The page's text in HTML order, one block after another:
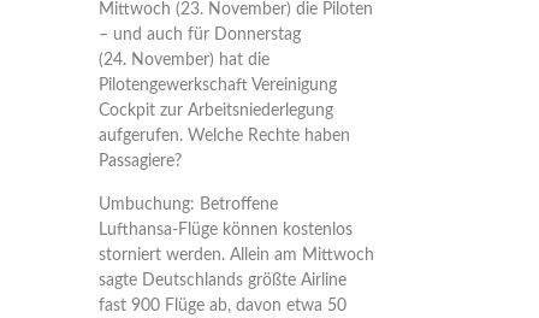
Mittwoch (23. November) die Piloten
– und auch für Donnerstag
(24. November) hat die
Pilotengewerkschaft Vereinigung
Cockpit zur Arbeitsniederlegung
aufgerufen. Welche Rechte haben
Passagiere?
Umbuchung: Betroffene
Lufthansa-Flüge können kostenlos
storniert werden. Allein am Mittwoch
sagte Deutschlands größte Airline
fast 900 Flüge ab, davon etwa 50